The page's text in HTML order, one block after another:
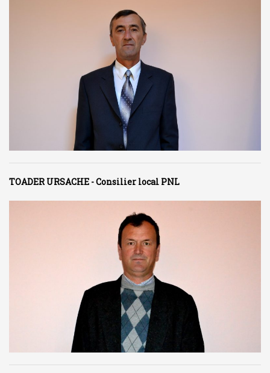
TOADER URSACHE - Consilier local PNL